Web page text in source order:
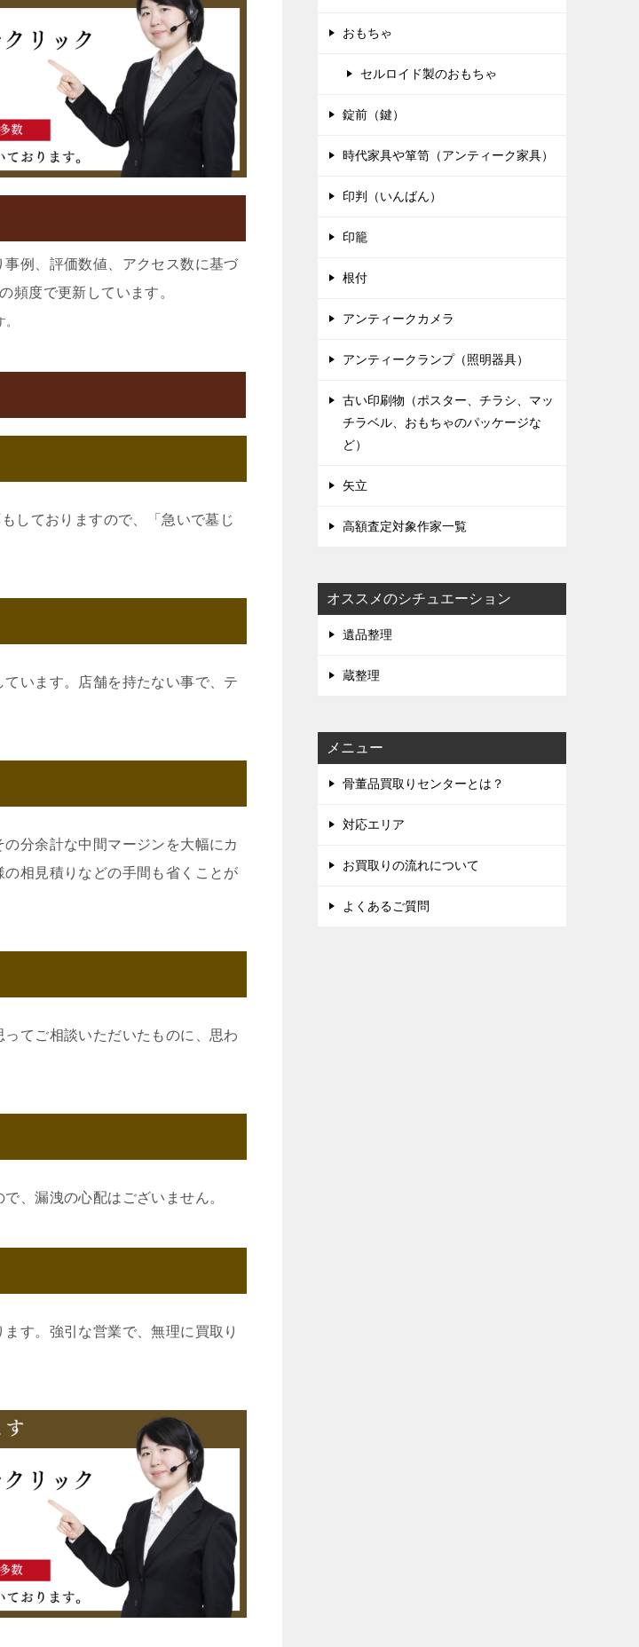
例、評価数値、アクセス数に基づ
頻度で更新しています。
しておりますので、「急いで墓じ
います。店舗を持たない事で、テ
分余計な中間マージンを大幅にカ
相見積りなどの手間も省くことが
てご相談いただいたものに、思わ
、漏洩の心配はございません。
す。強引な営業で、無理に買取り
おもちゃ
セルロイド製のおもちゃ
錠前（鍵）
時代家具や箪笥（アンティーク家具）
印判（いんばん）
印籠
根付
アンティークカメラ
アンティークランプ（照明器具）
古い印刷物（ポスター、チラシ、マッ
チラベル、おもちゃのパッケージな
ど）
矢立
高額査定対象作家一覧
オススメのシチュエーション
遺品整理
蔵整理
メニュー
骨董品買取りセンターとは？
対応エリア
お買取りの流れについて
よくあるご質問